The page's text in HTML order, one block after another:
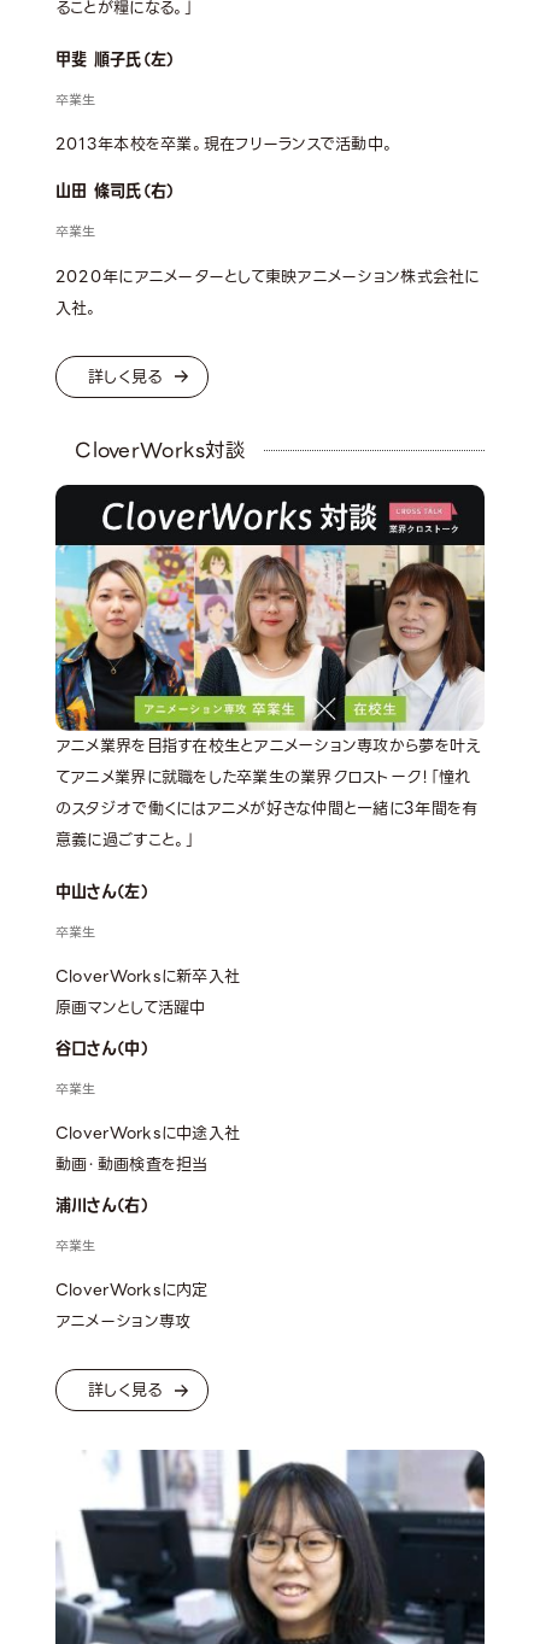
ることが糧になる。」
甲斐 順子氏（左）
卒業生
2013年本校を卒業。現在フリーランスで活動中。
山田 條司氏（右）
卒業生
2020年にアニメーターとして東映アニメーション株式会社に
入社。
詳しく見る
CloverWorks対談
アニメ業界を目指す在校生とアニメーション専攻から夢を叶え
てアニメ業界に就職をした卒業生の業界クロストーク！「憧れ
のスタジオで働くにはアニメが好きな仲間と一緒に3年間を有
意義に過ごすこと。」
中山さん（左）
卒業生
CloverWorksに新卒入社
原画マンとして活躍中
谷口さん（中）
卒業生
CloverWorksに中途入社
動画・動画検査を担当
浦川さん（右）
卒業生
CloverWorksに内定
アニメーション専攻
詳しく見る